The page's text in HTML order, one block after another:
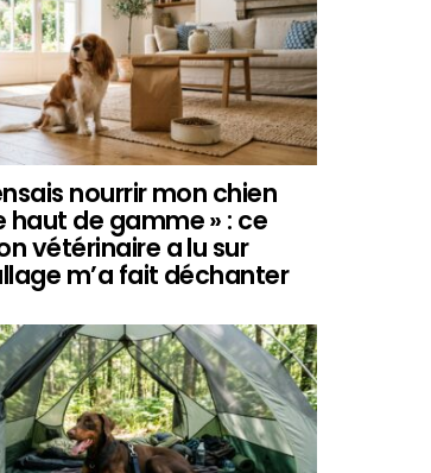
nourrir mon chien
haut de gamme » : ce
vétérinaire a lu sur
m’a fait déchanter